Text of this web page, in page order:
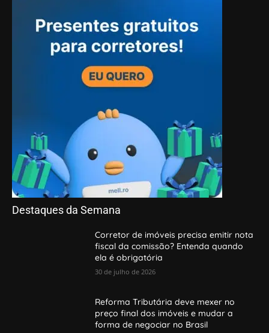
Destaques da Semana
Corretor de imóveis precisa emitir nota
fiscal da comissão? Entenda quando
ela é obrigatória
30 de julho de 2026
Reforma Tributária deve mexer no
preço final dos imóveis e mudar a
forma de negociar no Brasil